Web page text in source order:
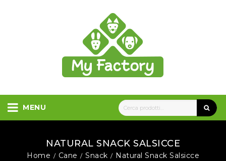
MENU
NATURAL SNACK SALSICCE
Home / Cane / Snack / Natural Snack Salsicce